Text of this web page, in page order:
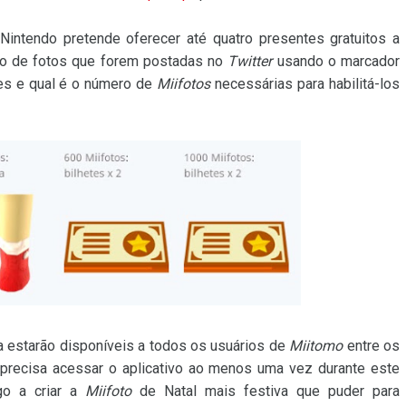
pretende oferecer até quatro presentes gratuitos a
de fotos que forem postadas no Twitterusando o marcador
e qual é o número de Miifotosnecessárias para habilitá-los
estarão disponíveis a todos os usuários de Miitomoentre os
acessar o aplicativo ao menos uma vez durante este
a criar a Miifotode Natal mais festiva que puder para